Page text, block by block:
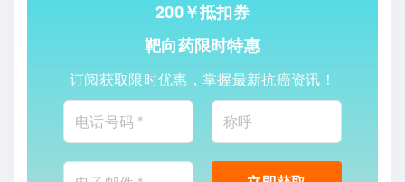
200￥抵扣券
靶向药限时特惠
订阅获取限时优惠，掌握最新抗癌资讯！